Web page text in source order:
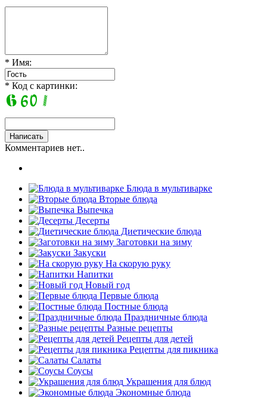
* Имя:
* Код с картинки:
Комментариев нет..
Блюда в мультиварке
Вторые блюда
Выпечка
Десерты
Диетические блюда
Заготовки на зиму
Закуски
На скорую руку
Напитки
Новый год
Первые блюда
Постные блюда
Праздничные блюда
Разные рецепты
Рецепты для детей
Рецепты для пикника
Салаты
Соусы
Украшения для блюд
Экономные блюда